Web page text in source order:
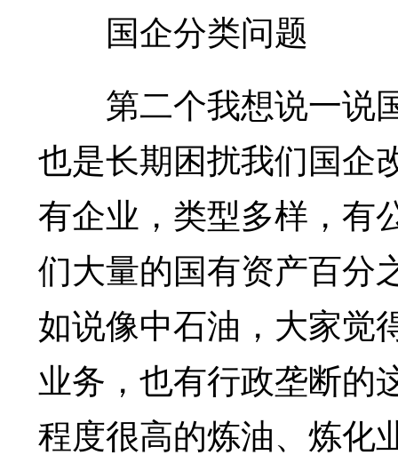
国企分类问题
第二个我想说一说
也是长期困扰我们国企
有企业，类型多样，有
们大量的国有资产百分
如说像中石油，大家觉
业务，也有行政垄断的
程度很高的炼油、炼化